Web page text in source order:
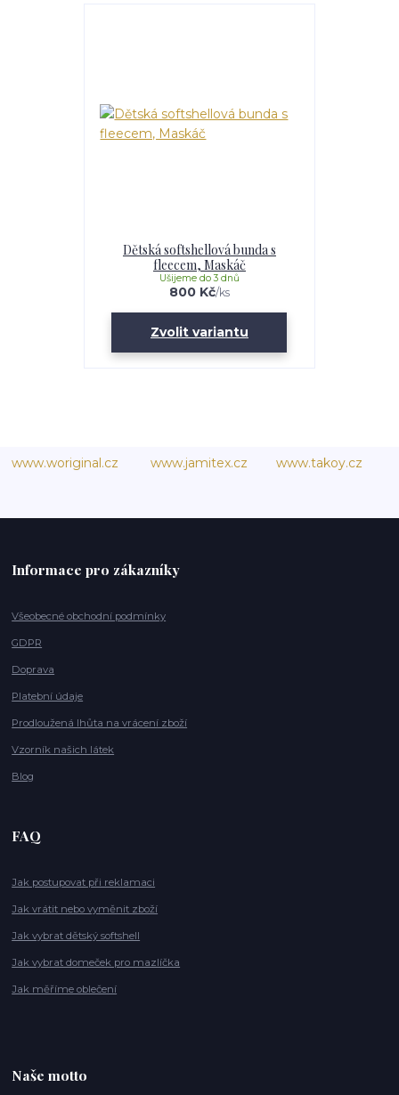
Dětská softshellová bunda s
fleecem, Maskáč
800 Kč/ks
Ušijeme do 3 dnů
Zvolit variantu
www.woriginal.cz www.jamitex.cz www.takoy.cz
Informace pro zákazníky
Všeobecné obchodní podmínky
GDPR
Doprava
Platební údaje
Prodloužená lhůta na vrácení zboží
Vzorník našich látek
Blog
FAQ
Jak postupovat při reklamaci
Jak vrátit nebo vyměnit zboží
Jak vybrat dětský softshell
Jak vybrat domeček pro mazlíčka
Jak měříme oblečení
Naše motto